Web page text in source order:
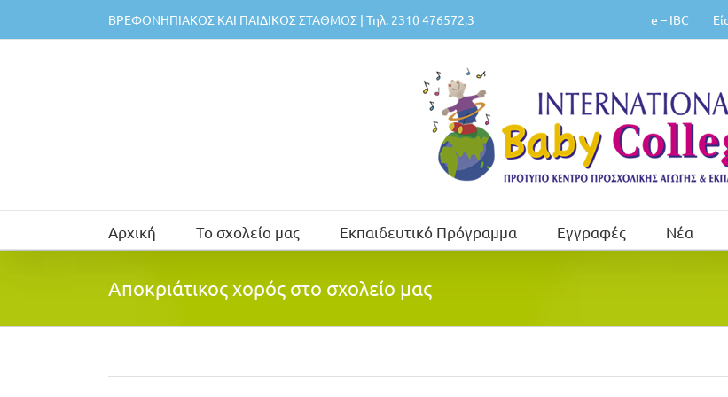
περιεχόμενο
ΒΡΕΦΟΝΗΠΙΑΚΟΣ ΚΑΙ ΠΑΙΔΙΚΟΣ ΣΤΑΘΜΟΣ | Τηλ. 2310 476572,3 e – IBC
Αρχική Το σχολείο μας Εκπαιδευτικό Πρόγραμμα Εγγραφές Νέα
Αποκριάτικος χορός στο σχολείο μας